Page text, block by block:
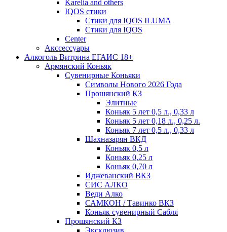
Karelia and others
IQOS стики
Стики для IQOS ILUMA
Стики для IQOS
Сenter
Акссессуары
Алкоголь Витрина ЕГАИС 18+
Армянский Коньяк
Сувенирные Коньяки
Символы Нового 2026 Года
Прошянский КЗ
Элитные
Коньяк 5 лет 0,5 л., 0,33 л
Коньяк 5 лет 0,18 л., 0,25 л.
Коньяк 7 лет 0,5 л., 0,33 л
Шахназарян ВКД
Коньяк 0,5 л
Коньяк 0,25 л
Коньяк 0,70 л
Иджеванский ВКЗ
СИС АЛКО
Веди Алко
САМКОН / Тавинко ВКЗ
Коньяк сувенирный Сабля
Прошянский КЗ
Эксклюзив